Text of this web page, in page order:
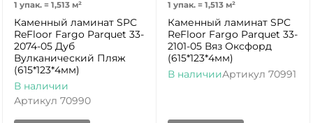
1 упак. = 1,513 м²
Каменный ламинат SPC
ReFloor Fargo Parquet 33-
2074-05 Дуб
Вулканический Пляж
(615*123*4мм)
В наличии
Артикул 70990
1 упак. = 1,513 м²
Каменный ламинат SPC
ReFloor Fargo Parquet 33-
2101-05 Вяз Оксфорд
(615*123*4мм)
В наличииАртикул 70991